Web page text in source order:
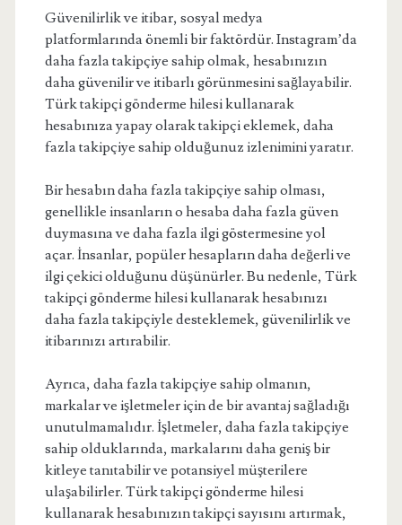
Güvenilirlik ve itibar, sosyal medya
platformlarında önemli bir faktördür. Instagram’da
daha fazla takipçiye sahip olmak, hesabınızın
daha güvenilir ve itibarlı görünmesini sağlayabilir.
Türk takipçi gönderme hilesi kullanarak
hesabınıza yapay olarak takipçi eklemek, daha
fazla takipçiye sahip olduğunuz izlenimini yaratır.
Bir hesabın daha fazla takipçiye sahip olması,
genellikle insanların o hesaba daha fazla güven
duymasına ve daha fazla ilgi göstermesine yol
açar. İnsanlar, popüler hesapların daha değerli ve
ilgi çekici olduğunu düşünürler. Bu nedenle, Türk
takipçi gönderme hilesi kullanarak hesabınızı
daha fazla takipçiyle desteklemek, güvenilirlik ve
itibarınızı artırabilir.
Ayrıca, daha fazla takipçiye sahip olmanın,
markalar ve işletmeler için de bir avantaj sağladığı
unutulmamalıdır. İşletmeler, daha fazla takipçiye
sahip olduklarında, markalarını daha geniş bir
kitleye tanıtabilir ve potansiyel müşterilere
ulaşabilirler. Türk takipçi gönderme hilesi
kullanarak hesabınızın takipçi sayısını artırmak,